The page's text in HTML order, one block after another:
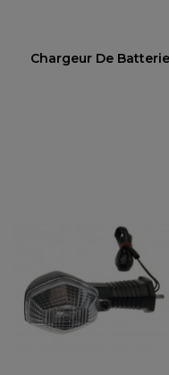
Chargeur De Batterie